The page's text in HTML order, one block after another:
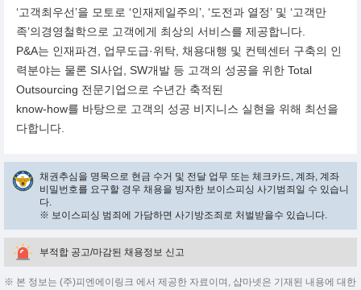
‘고객최우선’을 모토로 ‘인재제일주의’, ‘도전과 열정’ 및 ‘고객만
족’의경영철학으로 고객에게 최상의 서비스를 제공합니다.
P&A는 인재파견, 업무도급·위탁, 채용대행 및 컨텍센터 구축의 인
력분야는 물론 SI사업, SW개발 등 고객의 성공을 위한 Total
Outsourcing 전문기업으로 수년간 축적된
know-how를 바탕으로 고객의 성공 비지니스 실현을 위해 최선을
다합니다.
채권추심을 명목으로 현금 수거 및 전달 업무 또는 체크카드, 계좌, 계좌
비밀번호를 요구할 경우 채용을 빙자한 보이스피싱 사기범죄일 수 있습니
다.
※ 보이스피싱 범죄에 가담하면 사기방조죄로 처벌받을수 있습니다.
부적합 공고/마감된 채용정보 신고
※ 본 정보는 (주)피엔에이링크 에서 제공한 자료이며, 샵마넷은 기재된 내용에 대한